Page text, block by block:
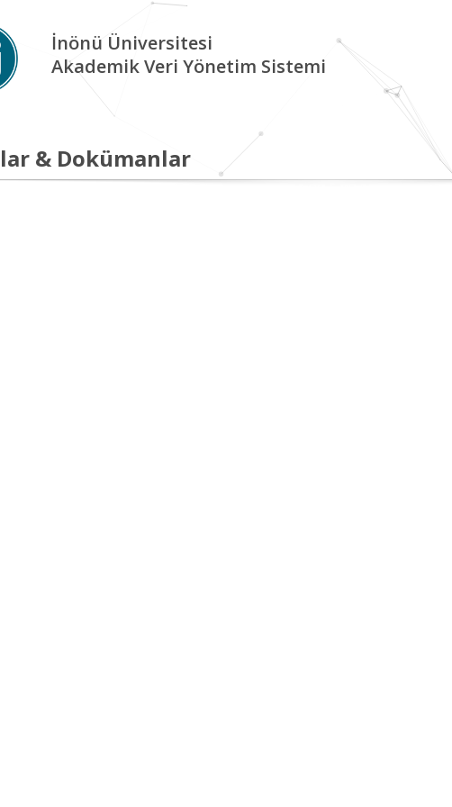
İnönü Üniversitesi
Akademik Veri Yönetim Sistemi
& Dokümanlar